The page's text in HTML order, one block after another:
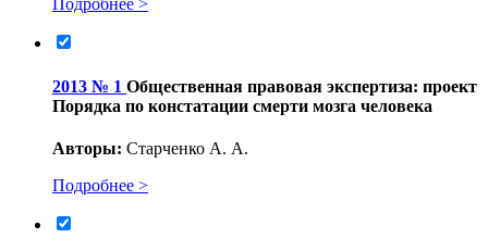
Подробнее >
2013 № 1 Общественная правовая экспертиза: проект
Порядка по констатации смерти мозга человека
Авторы: Старченко А. А.
Подробнее >